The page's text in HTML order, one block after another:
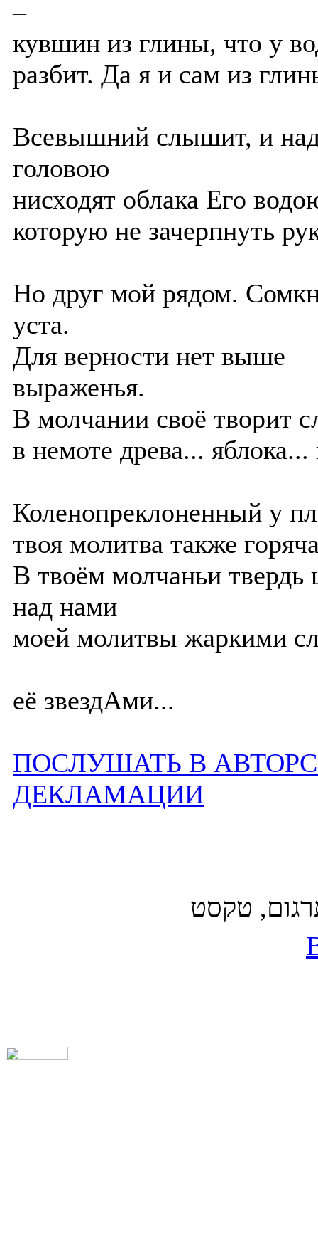
–
кувшин из глины, что у
разбит. Да я и сам из
Всевышний слышит, и
головою
нисходят облака Его
которую не зачерпнуть
Но друг мой рядом.
уста.
Для верности нет выше
выраженья.
В молчании своё творит
в немоте древа... яблока...
Коленопреклоненный у
твоя молитва также
В твоём молчаньи твердь
над нами
моей молитвы жаркими
её звездАми...
ПОСЛУШАТЬ В
ДЕКЛАМАЦИИ
טקסט